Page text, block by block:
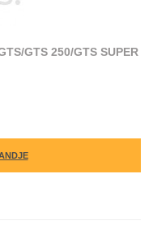
GTS 250/GTS SUPER